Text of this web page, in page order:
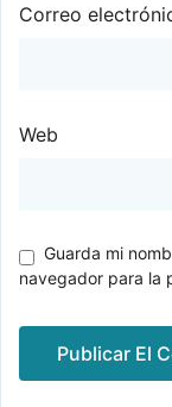
Correo
Web
Guarda mi
navegador para la